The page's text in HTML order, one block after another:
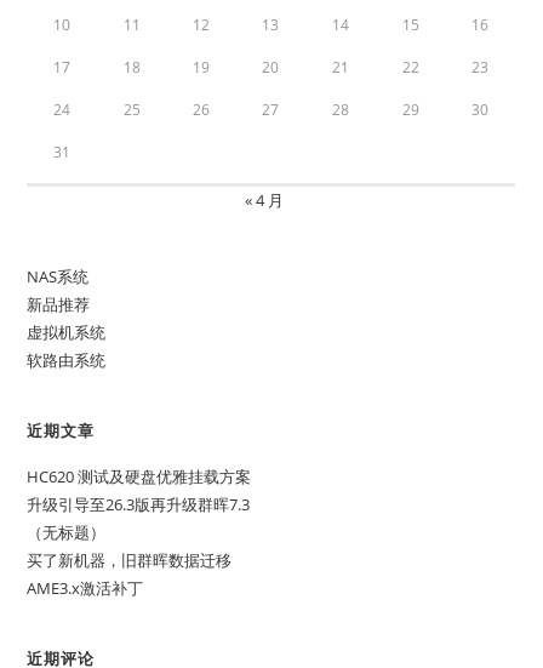
10 11 12 13 14 15 16
17 18 19 20 21 22 23
24 25 26 27 28 29 30
31
« 4 月
NAS系统
新品推荐
虚拟机系统
软路由系统
近期文章
HC620 测试及硬盘优雅挂载方案
升级引导至26.3版再升级群晖7.3
（无标题）
买了新机器，旧群晖数据迁移
AME3.x激活补丁
近期评论